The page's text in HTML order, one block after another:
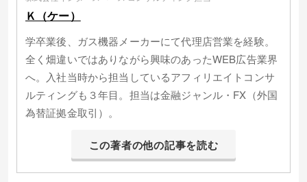
Ｋ（ケー）
学卒業後、ガス機器メーカーにて代理店営業を経験。
全く畑違いではありながら興味のあったWEB広告業界
へ。入社当時から担当しているアフィリエイトコンサ
ルティングも３年目。担当は金融ジャンル・FX（外国
為替証拠金取引）。
この著者の他の記事を読む